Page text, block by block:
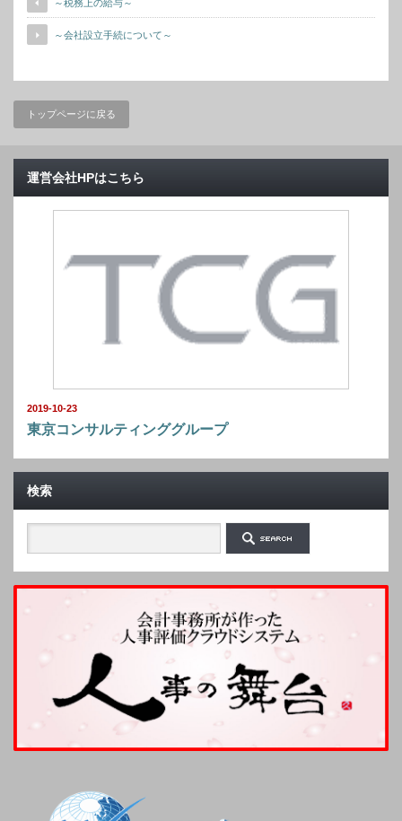
～税務上の給与～
～会社設立手続について～
トップページに戻る
運営会社HPはこちら
2019-10-23
東京コンサルティンググループ
検索